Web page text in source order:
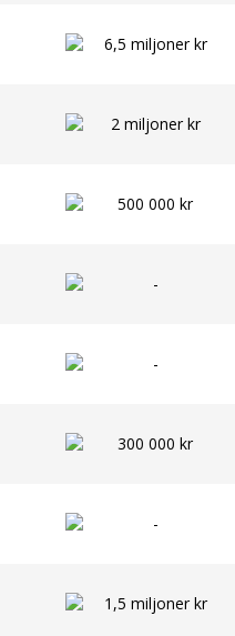
6,5 miljoner kr
2 miljoner kr
500 000 kr
-
-
300 000 kr
-
1,5 miljoner kr